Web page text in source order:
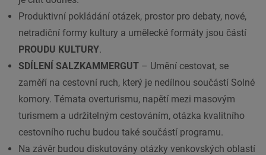
Produktivní pokládání otázek, prostor pro debaty, nové,
netradiční formy kultury a umělecké formáty jsou částí
PROUDU KULTURY.
SDÍLENÍ SALZKAMMERGUT – Umění cestovat, se
zaměří na cestovní ruch, který je nedílnou součástí Solné
komory. Témata overturismu, napětí mezi masovým
turismem a udržitelným cestováním, otázka kvalitního
cestovního ruchu budou také součástí programu.
Na závěr budou diskutovány otázky venkovských oblastí